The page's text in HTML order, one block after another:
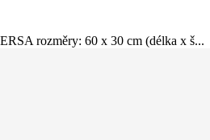
rozměry: 60 x 30 cm (délka x š...